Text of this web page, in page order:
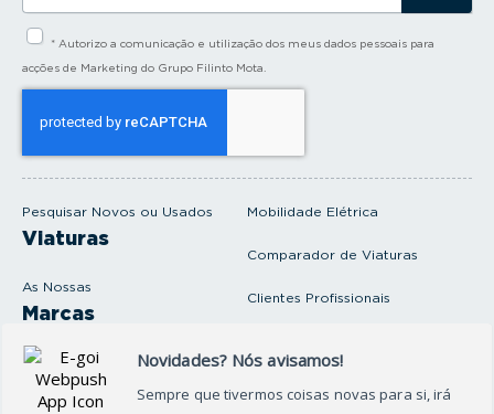
Pesquisar Novos ou Usados
Viaturas
As Nossas
Marcas
Produtos e serviços
Oficina
Mobilidade Elétrica
Comparador de Viaturas
Clientes Profissionais
s
l
* Autorizo a comunicação e utilização dos meus dados pessoais para
acções de Marketing do Grupo Filinto Mota.